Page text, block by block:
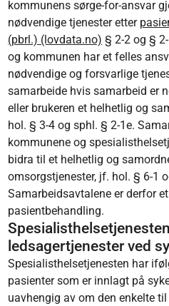
kommunens sørge-for-ansvar
nødvendige tjenester etter
(pbrl.) (lovdata.no) § 2-2 og §
og kommunen har et felles
nødvendige og forsvarlige
samarbeide hvis samarbeid er
eller brukeren et helhetlig og
hol. § 3-4 og sphl. § 2-1e.
kommunene og
bidra til et helhetlig og
omsorgstjenester, jf. hol. § 6-1
Samarbeidsavtalene er derfor
pasientbehandling.
ledsagertjenester ved
Spesialisthelsetjenesten har
pasienter som er innlagt på
uavhengig av om den enkelte